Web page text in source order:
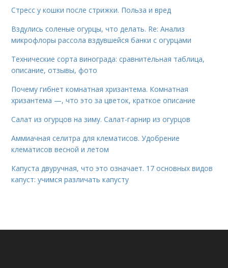
Стресс у кошки после стрижки. Польза и вред
Вздулись соленые огурцы, что делать. Re: Анализ
микрофлоры рассола вздувшейся банки с огурцами
Технические сорта винограда: сравнительная таблица,
описание, отзывы, фото
Почему гибнет комнатная хризантема. Комнатная
хризантема —, что это за цветок, краткое описание
Салат из огурцов на зиму. Салат-гарнир из огурцов
Аммиачная селитра для клематисов. Удобрение
клематисов весной и летом
Капуста двуручная, что это означает. 17 основных видов
капуст: учимся различать капусту